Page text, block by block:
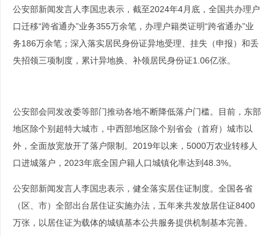
公安部新闻发言人李国忠表示，截至2024年4月底，全国共办理户
口迁移“跨省通办”业务355万余笔，办理户籍类证明“跨省通办”业
务186万余笔；深入落实居民身份证异地受理、挂失（申报）和丢
失招领三项制度，累计异地换、补领居民身份证1.06亿张。
公安部会同发改委等部门推动各地不断降低落户门槛。目前，东部
地区除个别超特大城市，中西部地区除个别省会（首府）城市以
外，全面放宽放开了落户限制。2019年以来，5000万农业转移人
口进城落户，2023年底全国户籍人口城镇化率达到48.3%。
公安部新闻发言人李国忠表示，健全落实居住证制度。全国各省
（区、市）全部出台居住证实施办法，五年来共发放居住证8400
万张，以居住证为载体的城镇基本公共服务提供机制基本完善。